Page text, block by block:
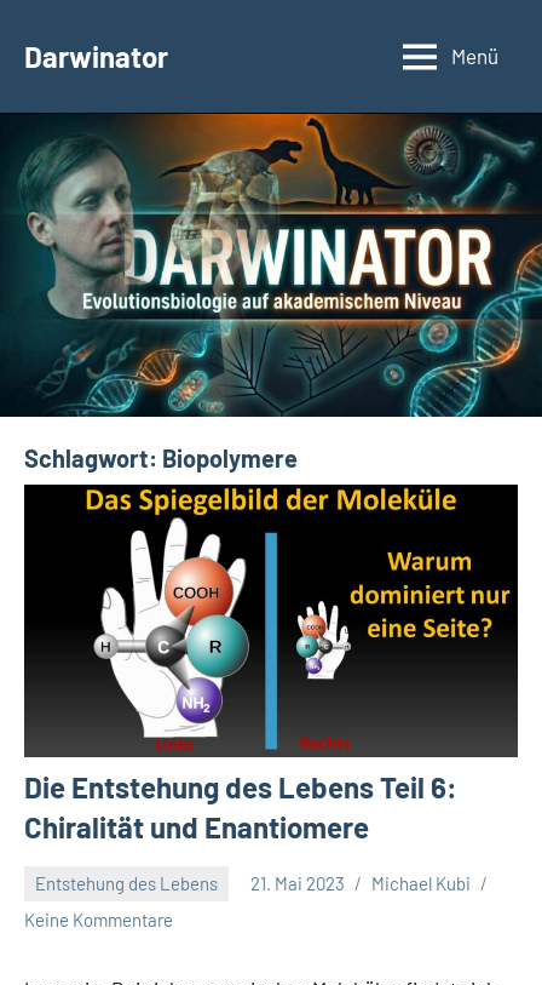
InhaltDarwinator
Evolutionsbiologie
Menü
Schlagwort: Biopolymere
Die Entstehung des Lebens Teil 6:
Chiralität und Enantiomere
Entstehung des Lebens 21. Mai 2023
Michael Kubi
Keine Kommentare